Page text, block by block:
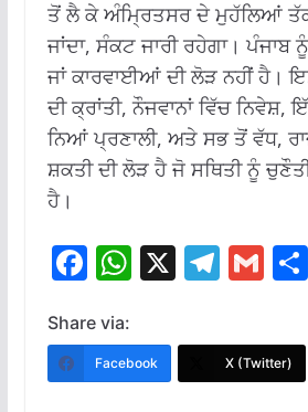
ਤੋਂ ਲੈ ਕੇ ਅੰਮ੍ਰਿਤਸਰ ਦੇ ਮੁਹੱਲਿਆਂ
ਜਾਂਦਾ, ਸੰਕਟ ਜਾਰੀ ਰਹੇਗਾ। ਪੰਜਾਬ
ਜਾਂ ਕਾਰਵਾਈਆਂ ਦੀ ਲੋੜ ਨਹੀਂ ਹੈ।
ਦੀ ਕ੍ਰਾਂਤੀ, ਨੌਜਵਾਨਾਂ ਵਿੱਚ ਨਿਵੇਸ਼,
ਨਿਆਂ ਪ੍ਰਣਾਲੀ, ਅਤੇ ਸਭ ਤੋਂ ਵੱਧ,
ਸ਼ਕਤੀ ਦੀ ਲੋੜ ਹੈ ਜੋ ਸਥਿਤੀ ਨੂੰ
ਹੈ।
F
e
b
W
at
s
X T
e
gr
G
ai
l
S
Share via:
Facebook X (Twitter)